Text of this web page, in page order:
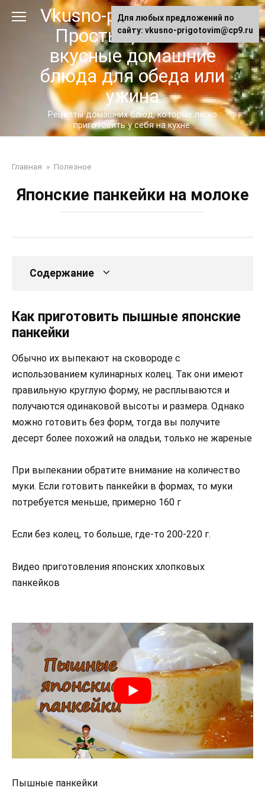
Vkusno-prigotovim.ru -
Простые, сытные,
вкусные домашние
блюда для обеда или
ужина
Рецепты домашних блюд, которые легко
приготовить у себя на кухне.
Главная » Полезное
Японские панкейки на молоке
Содержание
Как приготовить пышные японские
панкейки
Обычно их выпекают на сковороде с
использованием кулинарных колец. Так они имеют
правильную круглую форму, не расплываются и
получаются одинаковой высоты и размера. Однако
можно готовить без форм, тогда вы получите
десерт более похожий на оладьи, только не жареные
При выпекании обратите внимание на количество
муки. Если готовить панкейки в формах, то муки
потребуется меньше, примерно 160 г
Если без колец, то больше, где-то 200-220 г.
Видео приготовления японских хлопковых
панкейков
Пышные панкейки
Для любых предложений по
сайту: vkusno-prigotovim@cp9.ru